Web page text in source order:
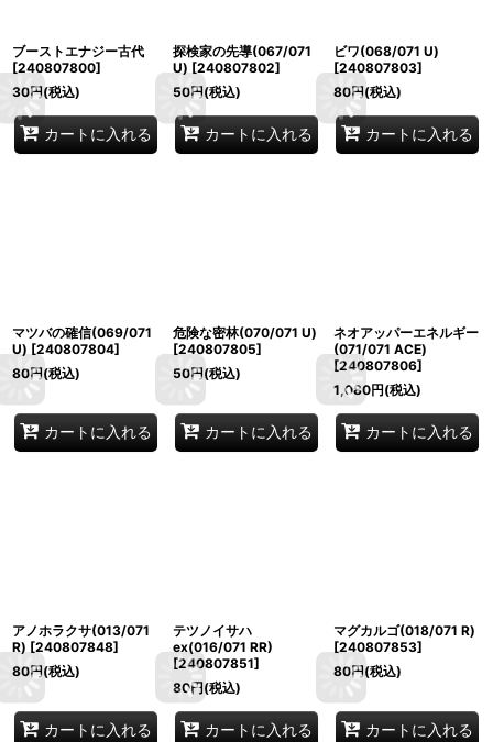
ブーストエナジー古代
[240807800]
30円(税込)
カートに入れる
探検家の先導(067/071
U) [240807802]
50円(税込)
カートに入れる
ビワ(068/071 U)
[240807803]
80円(税込)
カートに入れる
マツバの確信(069/071
U) [240807804]
80円(税込)
カートに入れる
危険な密林(070/071 U)
[240807805]
50円(税込)
カートに入れる
ネオアッパーエネルギー
(071/071 ACE)
[240807806]
1,080円(税込)
カートに入れる
アノホラクサ(013/071
R) [240807848]
80円(税込)
カートに入れる
テツノイサハ
ex(016/071 RR)
[240807851]
80円(税込)
カートに入れる
マグカルゴ(018/071 R)
[240807853]
80円(税込)
カートに入れる